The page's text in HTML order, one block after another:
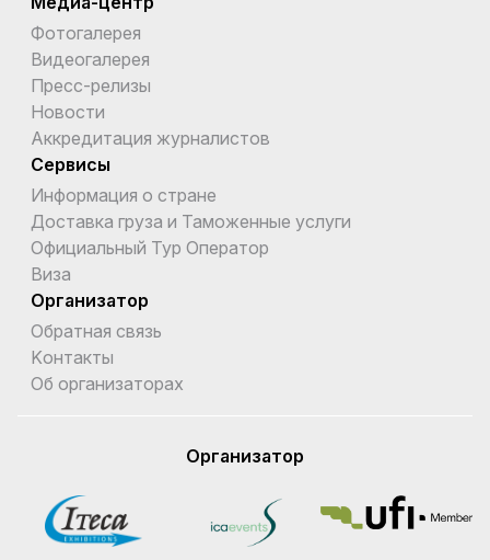
Фотогалерея
Видеогалерея
Пресс-релизы
Новости
Аккредитация журналистов
Сервисы
Информация о стране
Доставка груза и Таможенные услуги
Официальный Тур Оператор
Виза
Организатор
Обратная связь
Kонтакты
Об организаторах
Организатор